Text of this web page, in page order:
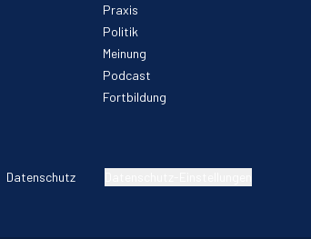
Praxis
Politik
Meinung
Podcast
Fortbildung
Datenschutz